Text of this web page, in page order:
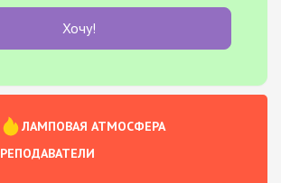
Хочу!
ЛАМПОВАЯ АТМОСФЕРА